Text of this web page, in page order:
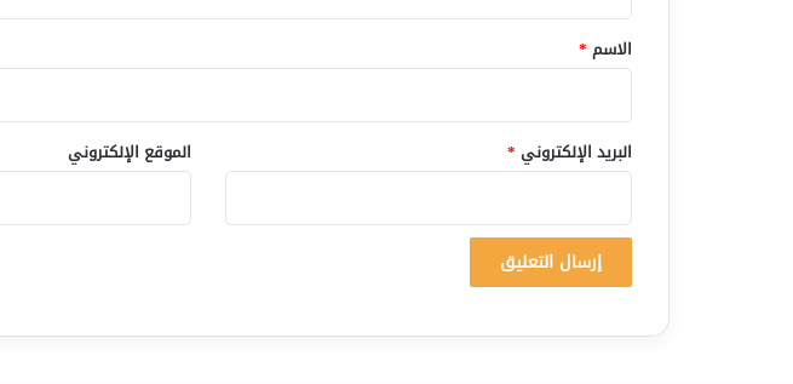
*
الاسم *
البريد الإلكتروني * الموقع الإلكتروني